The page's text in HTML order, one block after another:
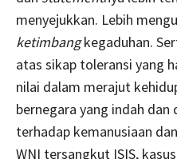
menyejukkan. Lebih
ketimbangkegaduhan.
atas sikap toleransi yang
nilai dalam merajut
bernegara yang indah dan
terhadap kemanusiaan
WNI tersangkut ISIS,